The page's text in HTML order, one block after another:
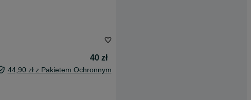
40 zł
44,90 zł z Pakietem Ochronnym